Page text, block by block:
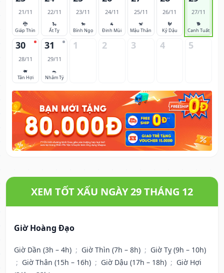
21/11
🐉
Giáp Thìn
22/11
🐍
Ất Tỵ
23/11
🐎
Bính Ngọ
24/11
🐐
Đinh Mùi
25/11
🐒
Mậu Thân
26/11
🐓
Kỷ Dậu
27/11
🐕
Canh Tuất
30
28/11
🐖
Tân Hợi
31
29/11
🐀
Nhâm Tý
1 2 3 4 5
XEM TỐT XẤU NGÀY 29 THÁNG 12
Giờ Hoàng Đạo
Giờ Dần (3h – 4h) ; Giờ Thìn (7h – 8h) ; Giờ Tỵ (9h – 10h)
; Giờ Thân (15h – 16h) ; Giờ Dậu (17h – 18h) ; Giờ Hợi